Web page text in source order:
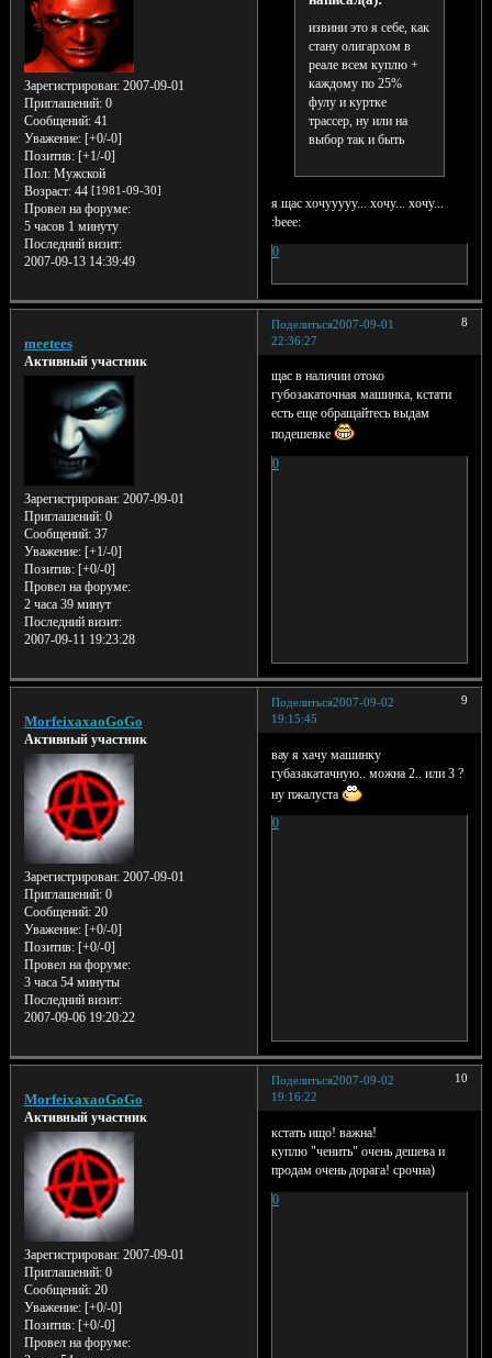
Зарегистрирован: 2007-09-01
Приглашений:0
Сообщений:41
Уважение: [+0/-0]
Позитив: [+1/-0]
Пол:Мужской
Возраст:44 [1981-09-30]
Провел на форуме:
5 часов 1 минуту
Последний визит:
2007-09-13 14:39:49
извини это я себе, как
стану олигархом в
реале всем куплю +
каждому по 25%
фулу и куртке
трассер, ну или на
выбор так и быть
я щас хочууууу... хочу... хочу...
:beee:
0
Поделиться 8
2007-09-01
22:36:27
meetees
Активный участник
Зарегистрирован: 2007-09-01
Приглашений:0
Сообщений:37
Уважение: [+1/-0]
Позитив: [+0/-0]
Провел на форуме:
2 часа 39 минут
Последний визит:
2007-09-11 19:23:28
щас в наличии отоко
губозакаточная машинка, кстати
есть еще обращайтесь выдам
подешевке
0
Поделиться 9
2007-09-02
19:15:45
MorfeixaxaoGoGo
Активный участник
Зарегистрирован: 2007-09-01
Приглашений:0
Сообщений:20
Уважение: [+0/-0]
Позитив: [+0/-0]
Провел на форуме:
3 часа 54 минуты
Последний визит:
2007-09-06 19:20:22
вау я хачу машинку
губазакатачную.. можна 2.. или 3 ?
ну пжалуста
0
Поделиться 10
2007-09-02
19:16:22
MorfeixaxaoGoGo
Активный участник
Зарегистрирован: 2007-09-01
Приглашений:0
Сообщений:20
Уважение: [+0/-0]
Позитив: [+0/-0]
Провел на форуме:
кстать ищо! важна!
куплю "ченить" очень дешева и
продам очень дорага! срочна)
0